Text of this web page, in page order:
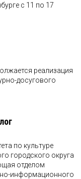
с 11 по 17
реализация
досугового
по культуре
городского округа
отделом
информационного